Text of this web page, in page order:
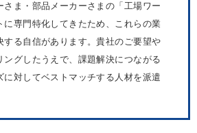
さま・部品メーカーさまの「工場ワー
に専門特化してきたため、これらの業
する自信があります。貴社のご要望や
ングしたうえで、課題解決につながる
に対してベストマッチする人材を派遣